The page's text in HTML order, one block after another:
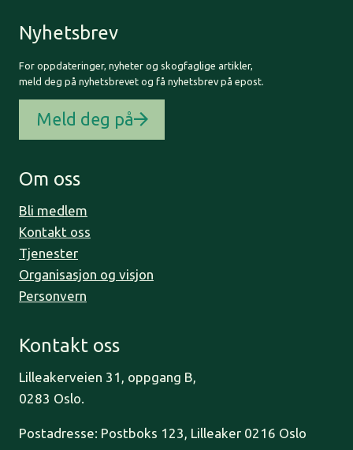
Nyhetsbrev
For oppdateringer, nyheter og skogfaglige artikler,
meld deg på nyhetsbrevet og få nyhetsbrev på epost.
Meld deg på
Om oss
Bli medlem
Kontakt oss
Tjenester
Organisasjon og visjon
Personvern
Kontakt oss
Lilleakerveien 31, oppgang B,
0283 Oslo.
Postadresse: Postboks 123, Lilleaker 0216 Oslo